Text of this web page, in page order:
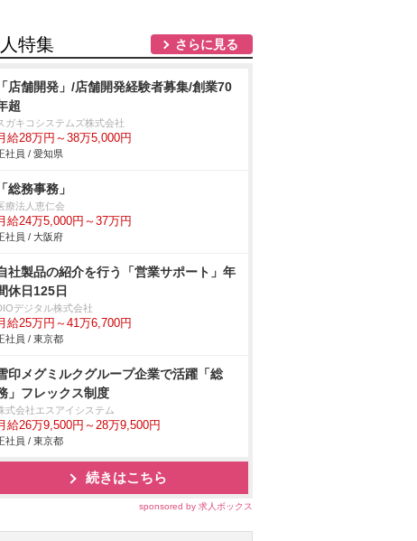
特集 さらに見る
「店舗開発」/店舗開発経験者募集/創業70
超
ガキコシステムズ株式会社
給28万円～38万5,000円
社員 / 愛知県
「総務事務」
療法人恵仁会
給24万5,000円～37万円
社員 / 大阪府
社製品の紹介を行う「営業サポート」年
休日125日
デジタル株式会社
給25万円～41万6,700円
社員 / 東京都
印メグミルクグループ企業で活躍「総
」フレックス制度
式会社エスアイシステム
給26万9,500円～28万9,500円
社員 / 東京都
続きはこちら
sponsored by 求人ボックス